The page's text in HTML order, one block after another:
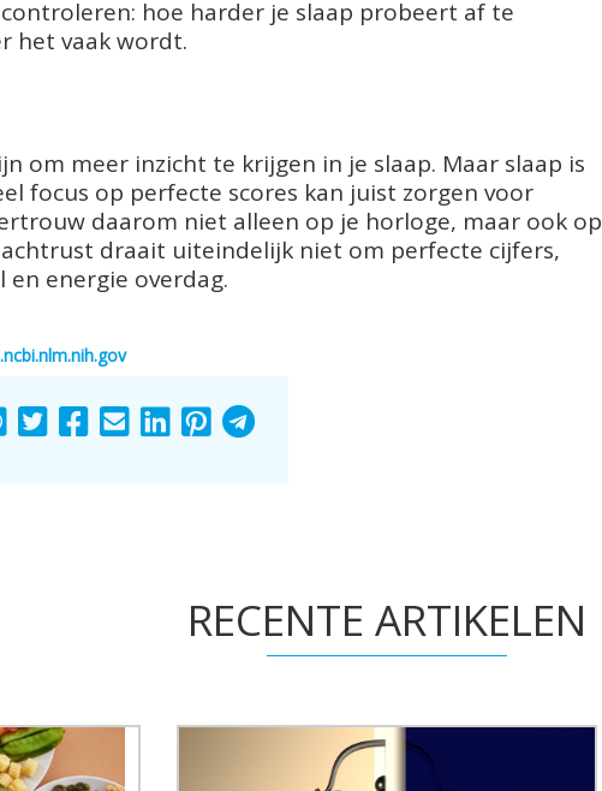
hoe harder je slaap probeert af te
het vaak wordt.
om meer inzicht te krijgen in je slaap. Maar slaap is
focus op perfecte scores kan juist zorgen voor
daarom niet alleen op je horloge, maar ook op
draait uiteindelijk niet om perfecte cijfers,
energie overdag.
SHARE SHARESHARESHARESHARESHARE
RECENTE ARTIKELEN